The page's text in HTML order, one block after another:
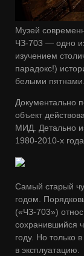
Музей
ЧЗ-703 — одно
изучением
парадокс!)
белыми пятнами.
Документально
объект
МИД. Детально
1980-2010-х
Самый старый
годом.
(«ЧЗ-703»)
сохранившийся
году. Но только
в эксплуатацию.